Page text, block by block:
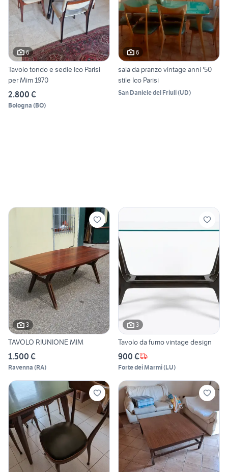
6
Tavolo tondo e sedie Ico Parisi
per Mim 1970
2.800 €
Bologna (BO)
6
sala da pranzo vintage anni '50
stile Ico Parisi
San Daniele del Friuli(UD)
3
TAVOLO RIUNIONE MIM
1.500 €
Ravenna (RA)
3
Tavolo da fumo vintage design
900 €
Forte dei Marmi(LU)